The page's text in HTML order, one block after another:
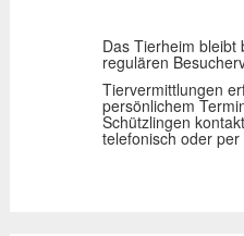
Das Tierheim bleibt
regulären
Tiervermittlungen
persönlichem
Schützlingen
telefonisch oder